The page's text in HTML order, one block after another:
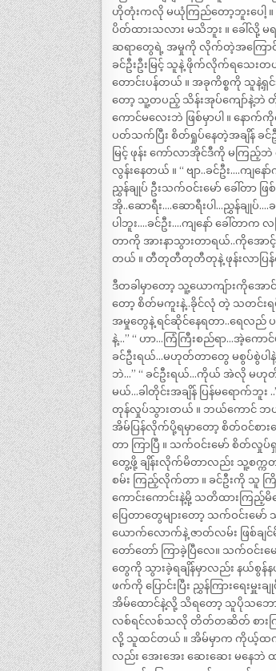
ဟိုတုံးကလို မယုံကြည်တော့ဘူးပေါ့ ။
ပိတ်ထားသလား မသိဘူး ။ ခေါ်လို့
ဆရာတွေရဲ့ အမှုကို လိုက်တဲ့အကြောင်
ခင်ဦးဦးမြင့် သူနဲ့ ဖိုက်လိုက်ရသေးတ
တောင်းပန်တယ် ။ အခုကိစ္စကို သူနဲ့ရှ
တော့ သူ့တပည့် သိန်းအုပ်ကျော်နဲ့ဘဲ တို
ကောင်မလေးဘဲ ဖြစ်မှာပါ ။ နော
ပတ်သက်ပြီး စိတ်ရှုပ်နေတဲ့အချိန် ခင်
မြင့် ဖုန်း ကော်လာအိုင်ဒီကို မကြည့်
လွန်းနေတယ် ။ “ ဗျာ..ခင်ဦး….ကျ
ညွှန်ချုပ် ဦးသက်ဝင်းမော် ခေါ်တာ ဖ
အို..ဆောရီး….ဆောရီးပါ…ညွှန်ချု
ပါဘူး….ခင်ဦး….ကျနော် ခေါ်တာ
တာကို အားနာသွားတာရယ်..ကိုအော
တယ် ။ တီတုတီတုတီတုနဲ့ ဖုန်းလာပြ
ဒီတခါမှာတော့ သူ့ယောကျ်ားကိုအေ
တော့ စိတ်မကူးနဲ့..ခိုင်လုံ တဲ့ သတင်း
အမှုတွေနဲ့ ရင်ဆိုင်နေရတာ..ရေလည် ပင်
နဲ့…” “ ဟာ…ကြံကြီးစည်ရာ…အဲ့က
ခင်ဦးရယ်…မဟုတ်တာတွေ မစွပ်စွဲပါ
ဘဲ…” “ ခင်ဦးရယ်…ကိုယ် အဲလို မဟုတ်ပ
မယ်…ခါတိုင်းအချိန် ပြန်မရောက်ဘူ
တုန်လှုပ်သွားတယ် ။ ဘယ်ကောင် ဘယ်
အိမ်ပြန်လိုက်ပို့ရမှာတော့ စိတ်ဝင်စား
တာ ကြာပြီ ။ သက်ဝင်းမော် စိတ်လှုပ်ရှ
တွေ့ဖို့ ချိန်းလိုက်မိတာလည်း သူ့စက္က
စမ်း ကြည့်လိုက်တာ ။ ခင်ဦးကို သူ ကြို
ကောင်းကောင်းနဲ့မို့ သတိထားကြည့်မိန
ပြေတာတွေများတော့ သက်ဝင်းမေ
ယောက်လောက်နဲ့ ဇာတ်လမ်း ဖြစ်ခ
တော်တော် ကြာခဲ့ပြီလေ။ သက်ဝင်း
တွေကို သွားခဲ့ရချိန်မှာလည်း နယ်စွန်
ဖက်ကို ပြောင်းပြီး ညွှန်ကြားရေး
အိမ်ထောင်နဲ့လို့ သိရတော့ သူပိုသဘော
လစ်ရင်လစ်သလို တိတ်တဆိတ် စားကြရုံ
လို့ သူထင်တယ် ။ အိမ်မှာက ကိုယ့်ထက်
လည်း အေးအေး ဆေးဆေး မနေ